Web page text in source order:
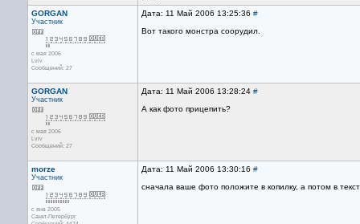
GORGAN
Участник
с мая 2006
Lviv
Сообщений: 27
Дата: 11 Май 2006 13:25:36 #
Вот такого монстра соорудил.
GORGAN
Участник
с мая 2006
Lviv
Сообщений: 27
Дата: 11 Май 2006 13:28:24 #
А как фото прицепить?
morze
Участник
с янв 2005
Санкт-Петербург
Дата: 11 Май 2006 13:30:16 #
сначала ваше фото положите в копилку, а потом в